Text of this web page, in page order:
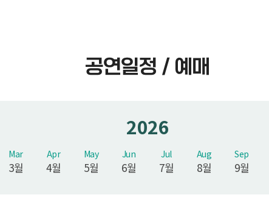
공연일정 / 예매
2026
Mar
3월
Apr
4월
May
5월
Jun
6월
Jul
7월
Aug
8월
Sep
9월